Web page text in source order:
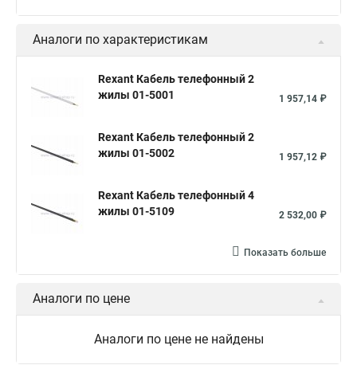
Телефонный распределительный кабель
Многожильный кабель связи
Многопарный телефонный кабель
Телефонный кабель витая пара
Медный телефонный кабель Кабель телефонный тппэп
Аналоги по характеристикам
Rexant Кабель телефонный 2
жилы 01-5001
1 957,14 ₽
Rexant Кабель телефонный 2
жилы 01-5002
1 957,12 ₽
Rexant Кабель телефонный 4
жилы 01-5109
2 532,00 ₽
Показать больше
Аналоги по цене
Аналоги по цене не найдены